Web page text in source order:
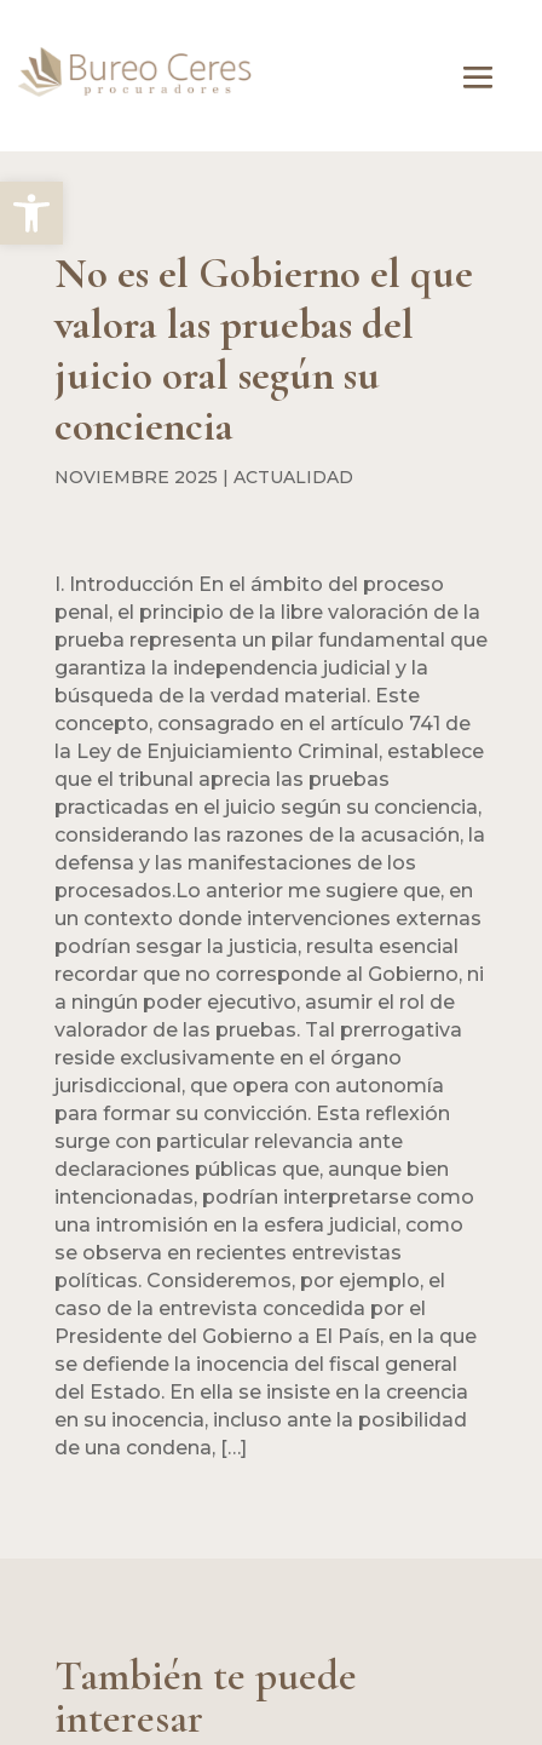
Abrir barra de herramientas
No es el Gobierno el que
valora las pruebas del
juicio oral según su
conciencia
NOVIEMBRE 2025 | ACTUALIDAD
I. Introducción En el ámbito del proceso
penal, el principio de la libre valoración de la
prueba representa un pilar fundamental que
garantiza la independencia judicial y la
búsqueda de la verdad material. Este
concepto, consagrado en el artículo 741 de
la Ley de Enjuiciamiento Criminal, establece
que el tribunal aprecia las pruebas
practicadas en el juicio según su conciencia,
considerando las razones de la acusación, la
defensa y las manifestaciones de los
procesados.Lo anterior me sugiere que, en
un contexto donde intervenciones externas
podrían sesgar la justicia, resulta esencial
recordar que no corresponde al Gobierno, ni
a ningún poder ejecutivo, asumir el rol de
valorador de las pruebas. Tal prerrogativa
reside exclusivamente en el órgano
jurisdiccional, que opera con autonomía
para formar su convicción. Esta reflexión
surge con particular relevancia ante
declaraciones públicas que, aunque bien
intencionadas, podrían interpretarse como
una intromisión en la esfera judicial, como
se observa en recientes entrevistas
políticas. Consideremos, por ejemplo, el
caso de la entrevista concedida por el
Presidente del Gobierno a El País, en la que
se defiende la inocencia del fiscal general
del Estado. En ella se insiste en la creencia
en su inocencia, incluso ante la posibilidad
de una condena, […]
También te puede
interesar